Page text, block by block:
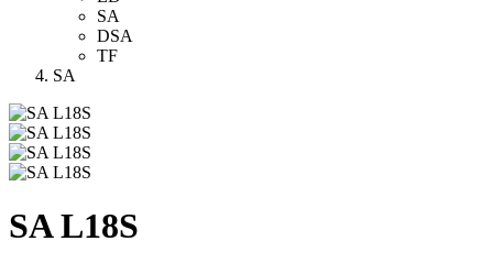
SA
DSA
TF
SA
SA L18S